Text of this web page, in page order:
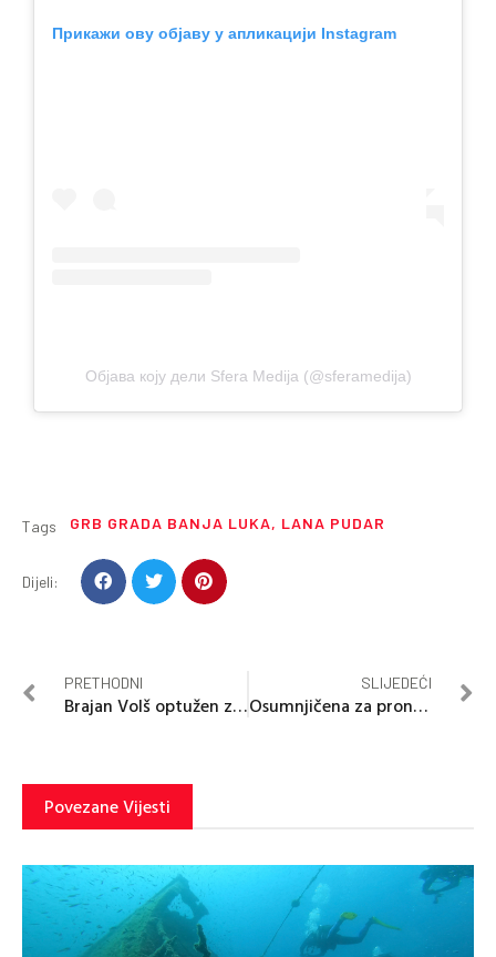
Прикажи ову објаву у апликацији Instagram
Објава коју дели Sfera Medija (@sferamedija)
Tags GRB GRADA BANJA LUKA, LANA PUDAR
Dijeli:
PRETHODNI
Brajan Volš optužen za ubistvo svoje supruge
SLIJEDEĆI
Osumnjičena za pronevjeru 260.000 KM od štediša
Povezane Vijesti